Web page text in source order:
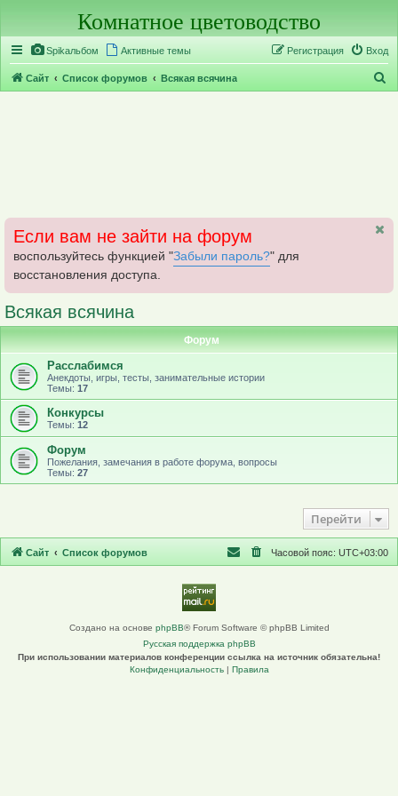
Комнатное цветоводство
Spikальбом Активные темы Вход
Регистрация
Сайт Список форумов Всякая всячина
Если вам не зайти на форум
воспользуйтесь функцией "Забыли пароль?" для
восстановления доступа.
Всякая всячина
Форум
Расслабимся
Анекдоты, игры, тесты, занимательные истории
Темы: 17
Конкурсы
Темы: 12
Форум
Пожелания, замечания в работе форума, вопросы
Темы: 27
Перейти
Сайт Список форумов Часовой пояс: UTC+03:00
Создано на основе phpBB® Forum Software © phpBB Limited
Русская поддержка phpBB
При использовании материалов конференции ссылка на источник обязательна!
Конфиденциальность| Правила